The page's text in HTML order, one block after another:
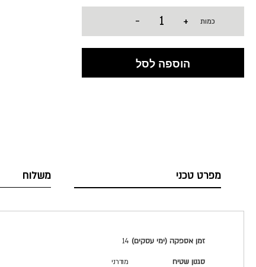
כמות +
-
הוספה לסל
מפרט טכני
זמן אספקה (ימי עסקים) 14
סגנון שטיח מודרני
משלוח